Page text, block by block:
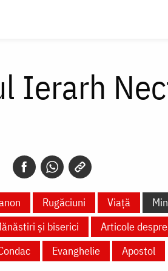
Ierarh
Rugăciuni Viață
și biserici Articole
Evanghelie Apostol